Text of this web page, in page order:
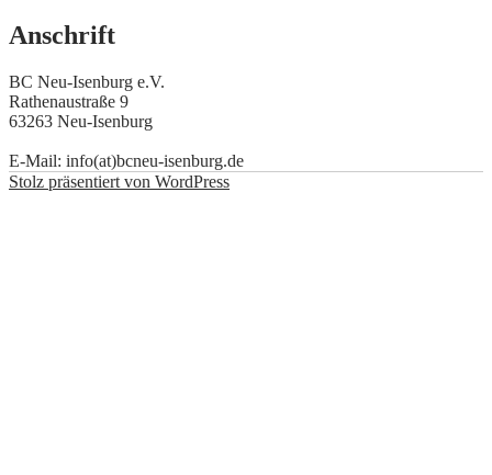
Anschrift
BC Neu-Isenburg e.V.
Rathenaustraße 9
63263 Neu-Isenburg
E-Mail: info(at)bcneu-isenburg.de
Stolz präsentiert von WordPress